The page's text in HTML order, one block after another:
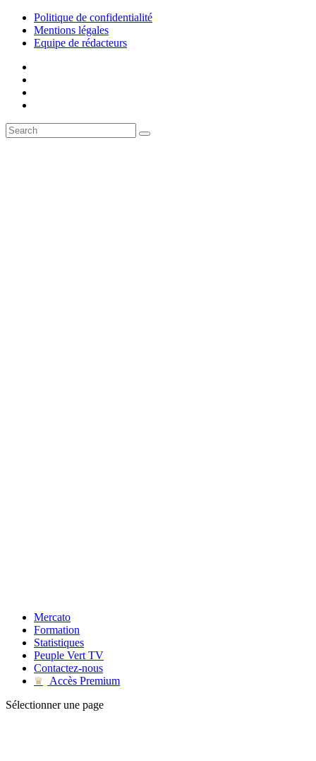
Politique de confidentialité
Mentions légales
Equipe de rédacteurs
Mercato
Formation
Statistiques
Peuple Vert TV
Contactez-nous
♛
Accès Premium
Sélectionner une page